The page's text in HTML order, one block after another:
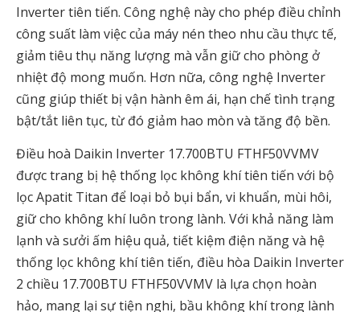
Inverter tiên tiến. Công nghệ này cho phép điều chỉnh
công suất làm việc của máy nén theo nhu cầu thực tế,
giảm tiêu thụ năng lượng mà vẫn giữ cho phòng ở
nhiệt độ mong muốn. Hơn nữa, công nghệ Inverter
cũng giúp thiết bị vận hành êm ái, hạn chế tình trạng
bật/tắt liên tục, từ đó giảm hao mòn và tăng độ bền.
Điều hoà Daikin Inverter 17.700BTU FTHF50VVMV
được trang bị hệ thống lọc không khí tiên tiến với bộ
lọc Apatit Titan để loại bỏ bụi bẩn, vi khuẩn, mùi hôi,
giữ cho không khí luôn trong lành. Với khả năng làm
lạnh và sưởi ấm hiệu quả, tiết kiệm điện năng và hệ
thống lọc không khí tiên tiến, điều hòa Daikin Inverter
2 chiều 17.700BTU FTHF50VVMV là lựa chọn hoàn
hảo, mang lại sự tiện nghi, bầu không khí trong lành